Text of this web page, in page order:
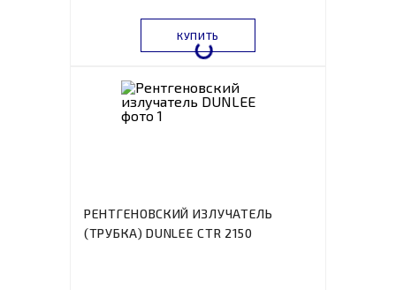
КУПИТЬ
РЕНТГЕНОВСКИЙ ИЗЛУЧАТЕЛЬ
(ТРУБКА) DUNLEE CTR 2150